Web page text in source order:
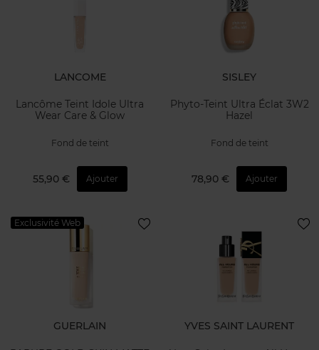
LANCOME
Lancôme Teint Idole Ultra
Wear Care & Glow
Fond de teint
55,90 € Ajouter
SISLEY
Phyto-Teint Ultra Éclat 3W2
Hazel
Fond de teint
78,90 € Ajouter
Exclusivité Web
GUERLAIN YVES SAINT LAURENT